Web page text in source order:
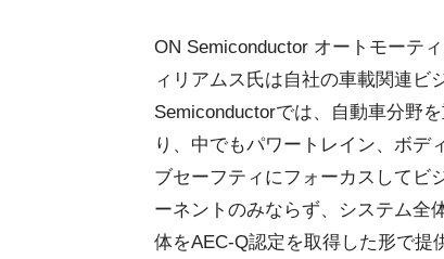
ON Semiconductor オートモーテ
ィリアムス氏は自社の車載関連ビ
Semiconductorでは、自動車分野
り、中でもパワートレイン、ボデ
ブセーフティにフォーカスしてビ
ーネントのみならず、システム全
体をAEC-Q認定を取得した形で提